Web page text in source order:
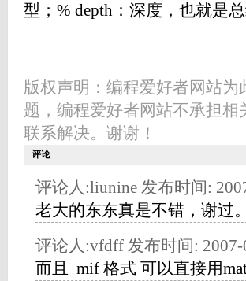
型；% depth：深度，也就是总
版权声明：编程爱好者网站
题，编程爱好者网站不承担
联系解决。谢谢！
评论
评论人:liunine 发布时间:
老大的东东真是不错，谢过
评论人:vfdff 发布时间: 2007-
而且 mif 格式 可以直接用